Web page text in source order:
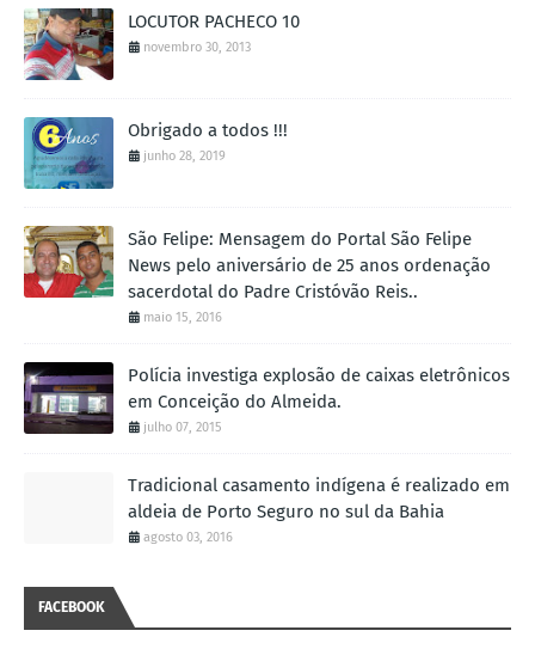
LOCUTOR PACHECO 10
novembro 30, 2013
Obrigado a todos !!!
junho 28, 2019
São Felipe: Mensagem do Portal São Felipe
News pelo aniversário de 25 anos ordenação
sacerdotal do Padre Cristóvão Reis..
maio 15, 2016
Polícia investiga explosão de caixas eletrônicos
em Conceição do Almeida.
julho 07, 2015
Tradicional casamento indígena é realizado em
aldeia de Porto Seguro no sul da Bahia
agosto 03, 2016
FACEBOOK